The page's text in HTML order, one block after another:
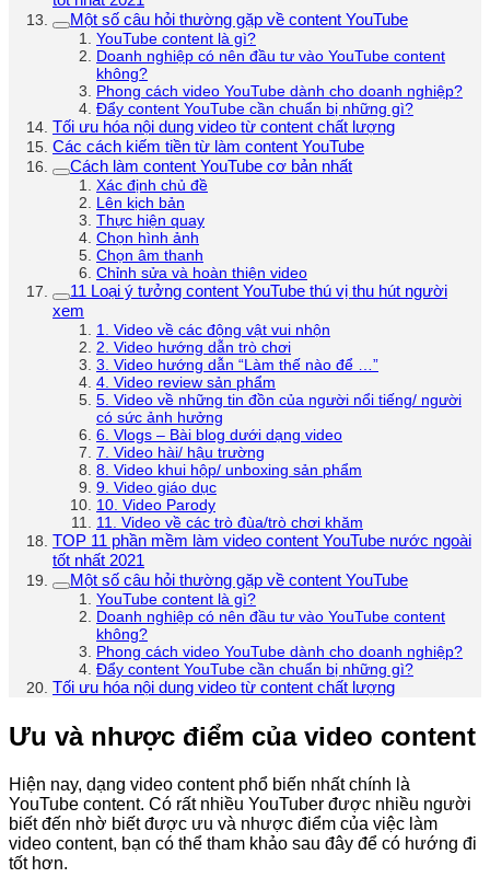
Một số câu hỏi thường gặp về content YouTube
YouTube content là gì?
Doanh nghiệp có nên đầu tư vào YouTube content
không?
Phong cách video YouTube dành cho doanh nghiệp?
Đẩy content YouTube cần chuẩn bị những gì?
Tối ưu hóa nội dung video từ content chất lượng
Các cách kiếm tiền từ làm content YouTube
Cách làm content YouTube cơ bản nhất
Xác định chủ đề
Lên kịch bản
Thực hiện quay
Chọn hình ảnh
Chọn âm thanh
Chỉnh sửa và hoàn thiện video
11 Loại ý tưởng content YouTube thú vị thu hút người
xem
1. Video về các động vật vui nhộn
2. Video hướng dẫn trò chơi
3. Video hướng dẫn “Làm thế nào để …”
4. Video review sản phẩm
5. Video về những tin đồn của người nổi tiếng/ người
có sức ảnh hưởng
6. Vlogs – Bài blog dưới dạng video
7. Video hài/ hậu trường
8. Video khui hộp/ unboxing sản phẩm
9. Video giáo dục
10. Video Parody
11. Video về các trò đùa/trò chơi khăm
TOP 11 phần mềm làm video content YouTube nước ngoài
tốt nhất 2021
Một số câu hỏi thường gặp về content YouTube
YouTube content là gì?
Doanh nghiệp có nên đầu tư vào YouTube content
không?
Phong cách video YouTube dành cho doanh nghiệp?
Đẩy content YouTube cần chuẩn bị những gì?
Tối ưu hóa nội dung video từ content chất lượng
Ưu và nhược điểm của video content
Hiện nay, dạng video content phổ biến nhất chính là
YouTube content. Có rất nhiều YouTuber được nhiều người
biết đến nhờ biết được ưu và nhược điểm của việc làm
video content, bạn có thể tham khảo sau đây để có hướng đi
tốt hơn.